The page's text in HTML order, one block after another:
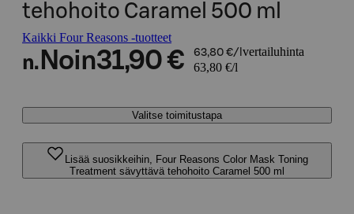
tehohoito Caramel 500 ml
Kaikki Four Reasons -tuotteet
n. Noin31,90 € 63,80 €/l vertailuhinta
63,80 €/l
Valitse toimitustapa
Lisää suosikkeihin, Four Reasons Color Mask Toning
Treatment sävyttävä tehohoito Caramel 500 ml